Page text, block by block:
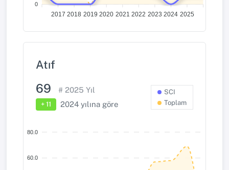
0
2017 2018 2019 2020 2021 2022 2023 2024 2025
Atıf
69 # 2025 Yıl
+ 11 2024 yılına göre
SCI
Toplam
80.0
60.0